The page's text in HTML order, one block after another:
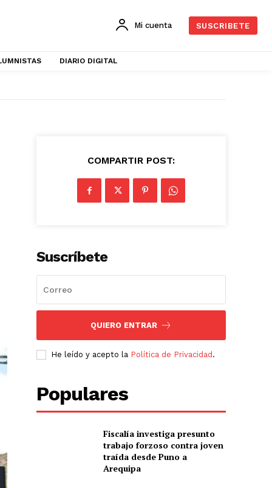
Mi cuenta SUSCRIBETE
DIARIO DIGITAL
COMPARTIR POST:
Suscríbete
QUIERO ENTRAR
He leído y acepto la Política de Privacidad .
Populares
Fiscalía investiga presunto
trabajo forzoso contra joven
traída desde Puno a
Arequipa